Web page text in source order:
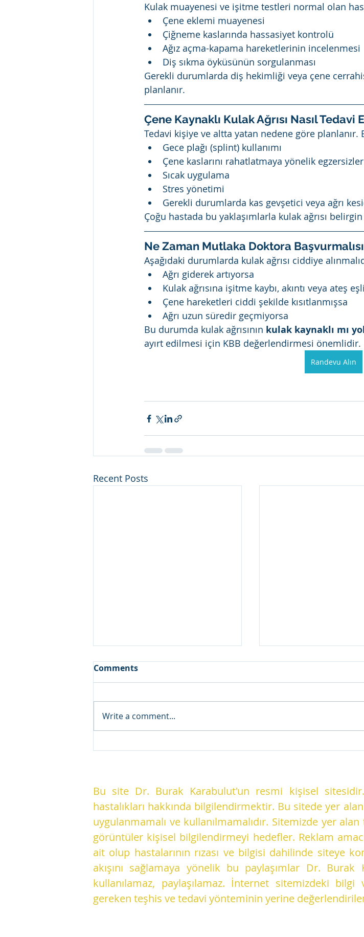
Kulak muayenesi ve işitme testleri normal olan
Çene eklemi muayenesi
Çiğneme kaslarında hassasiyet kontrolü
Ağız açma-kapama hareketlerinin incelenmesi
Diş sıkma öyküsünün sorgulanması
Gerekli durumlarda diş hekimliği veya çene
planlanır.
Çene Kaynaklı Kulak Ağrısı Nasıl Tedavi
Tedavi kişiye ve altta yatan nedene göre planlanır.
Gece plağı (splint) kullanımı
Çene kaslarını rahatlatmaya yönelik egzersizler
Sıcak uygulama
Stres yönetimi
Gerekli durumlarda kas gevşetici veya ağrı
Çoğu hastada bu yaklaşımlarla kulak ağrısı
Ne Zaman Mutlaka Doktora
Aşağıdaki durumlarda kulak ağrısı ciddiye
Ağrı giderek artıyorsa
Kulak ağrısına işitme kaybı, akıntı veya ateş
Çene hareketleri ciddi şekilde kısıtlanmışsa
Ağrı uzun süredir geçmiyorsa
Bu durumda kulak ağrısının kulak kaynaklı mı
ayırt edilmesi için KBB değerlendirmesi önemlidir.
Randevu Alın
Recent Posts
Kulak Kaşıntısı Neden
Dış Kulak Yolu
Comments
Write a comment...
Bu site Dr. Burak Karabulut'un resmi kişisel sitesidir.
hastalıkları hakkında bilgilendirmektir. Bu sitede yer
uygulanmamalı ve kullanılmamalıdır. Sitemizde yer
görüntüler kişisel bilgilendirmeyi hedefler. Reklam
ait olup hastalarının rızası ve bilgisi dahilinde siteye
akışını sağlamaya yönelik bu paylaşımlar Dr.
kullanılamaz, paylaşılamaz. İnternet sitemizdeki
gereken teşhis ve tedavi yönteminin yerine